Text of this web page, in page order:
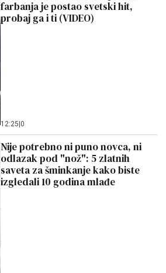
farbanja je postao svetski hit,
probaj ga i ti (VIDEO)
12:25 0
Nije potrebno ni puno novca, ni
odlazak pod "nož": 5 zlatnih
saveta za šminkanje kako biste
izgledali 10 godina mlađe